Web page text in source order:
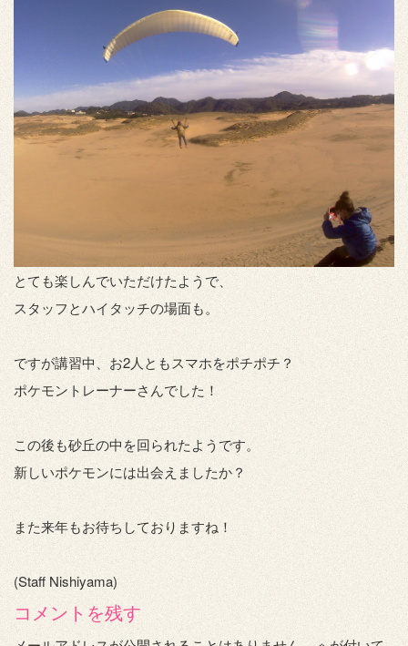
とても楽しんでいただけたようで、
スタッフとハイタッチの場面も。
ですが講習中、お2人ともスマホをポチポチ？
ポケモントレーナーさんでした！
この後も砂丘の中を回られたようです。
新しいポケモンには出会えましたか？
また来年もお待ちしておりますね！
(Staff Nishiyama)
コメントを残す